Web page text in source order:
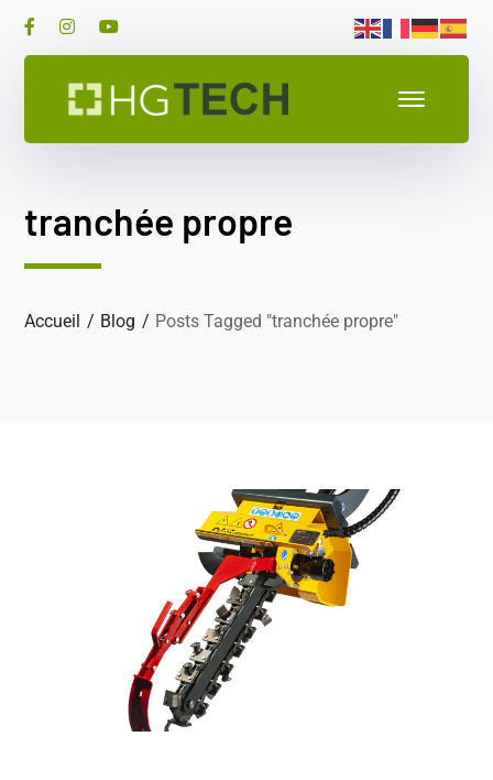
Facebook
Profile
Instagram
Profile
Youtube
Profile
tranchée propre
Accueil Blog Posts Tagged "tranchée propre"